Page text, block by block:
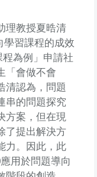
理教授夏晧清
學習課程的成效
為例」申請社
「會做不會
清認為，問題
串的問題探究
方案，但在現
了提出解決方
力。因此，此
用於問題導向